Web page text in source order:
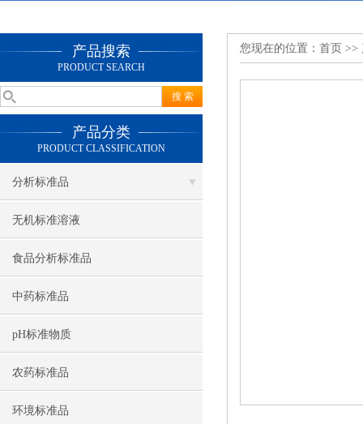
产品搜索
PRODUCT SEARCH
产品分类
PRODUCT CLASSIFICATION
分析标准品
无机标准溶液
食品分析标准品
中药标准品
pH标准物质
农药标准品
环境标准品
您现在的位置： 首页 >>